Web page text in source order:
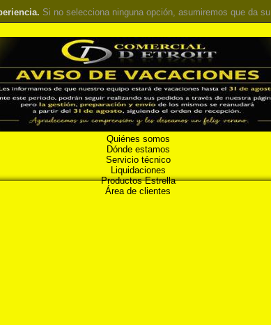
Si no selecciona ninguna opción, asumiremos que da
Quiénes somos
Dónde estamos
Servicio técnico
Liquidaciones
Productos Estrella
Área de clientes